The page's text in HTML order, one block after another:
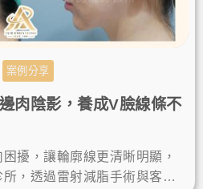
案例分享
肉陰影，養成V臉線條不
擾，讓輪廓線更清晰明顯，
，透過雷射減脂手術與客製